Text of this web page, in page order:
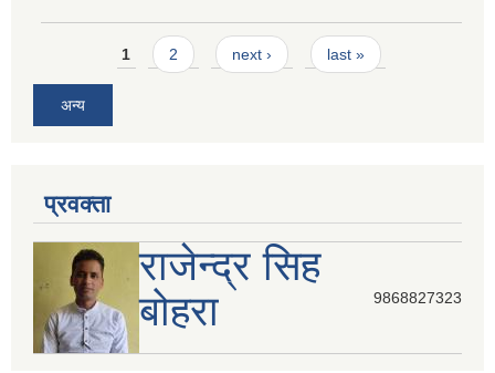
Pages1 2 next › last »
अन्य
प्रवक्ता
राजेन्द्र सिह
बोहरा
9868827323